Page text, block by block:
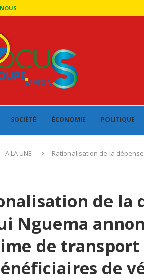
SOCIÉTÉ ÉCONOMIE POLITIQUE
A LA UNE
Rationalisation de la
de la
Nguema
de transport
de